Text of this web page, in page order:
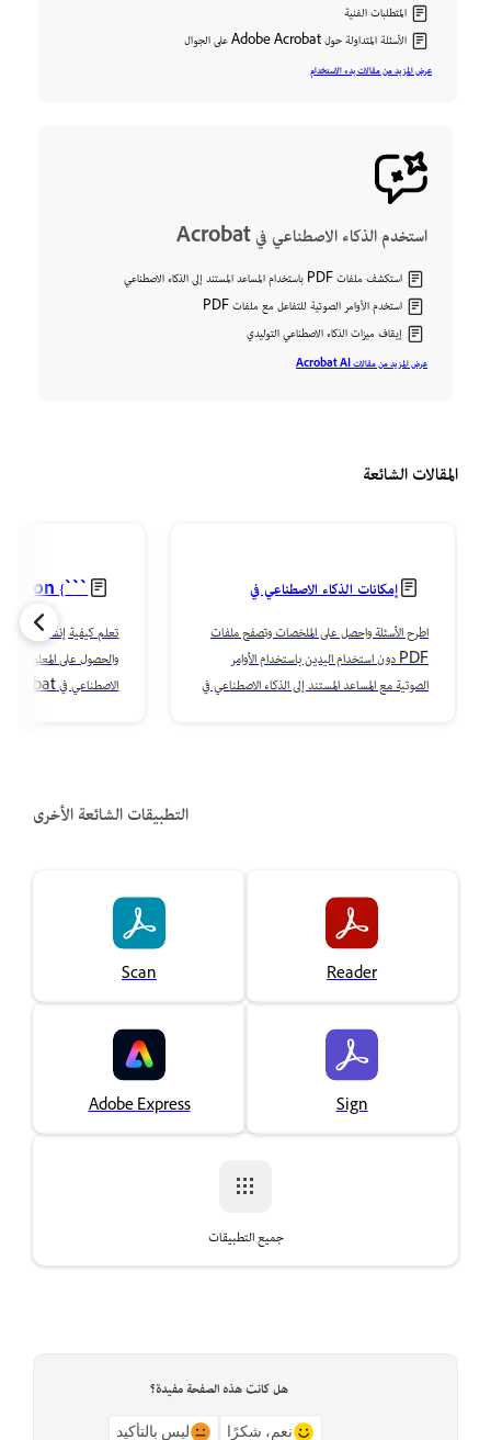
المتطلبات الفنية
الأسئلة المتداولة حول Adobe Acrobat على الجوال
عرض المزيد من مقالات بدء الاستخدام
استخدم الذكاء الاصطناعي في Acrobat
استكشف ملفات PDF باستخدام المساعد المستند إلى الذكاء الاصطناعي
استخدم الأوامر الصوتية للتفاعل مع ملفات PDF
إيقاف ميزات الذكاء الاصطناعي التوليدي
عرض المزيد من مقالات Acrobat AI
المقالات الشائعة
إمكانات الذكاء الاصطناعي في
اطرح الأسئلة واحصل على الملخصات وتصفح ملفات
PDF دون استخدام اليدين باستخدام الأوامر
الصوتية مع المساعد المستند إلى الذكاء الاصطناعي في
```json {
الهاتف المحمول
والحصول على المعلومات
الاصطناعي في Acrobat على الهاتف المحمول.
التطبيقات الشائعة الأخرى
Reader
Scan
Sign
Adobe Express
جميع التطبيقات
هل كانت هذه الصفحة مفيدة؟
نعم، شكرًا ليس بالتأكيد